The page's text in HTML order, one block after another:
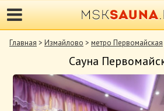
Главная > Измайлово > метро Первомайская
Cауна